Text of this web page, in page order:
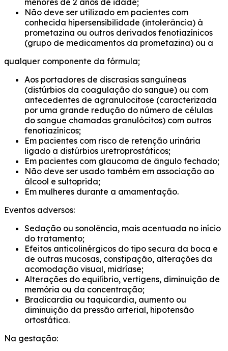
menores de 2 anos de idade;
Não deve ser utilizado em pacientes com
conhecida hipersensibilidade (intolerância) à
prometazina ou outros derivados fenotiazínicos
(grupo de medicamentos da prometazina) ou a
qualquer componente da fórmula;
Aos portadores de discrasias sanguíneas
(distúrbios da coagulação do sangue) ou com
antecedentes de agranulocitose (caracterizada
por uma grande redução do número de células
do sangue chamadas granulócitos) com outros
fenotiazínicos;
Em pacientes com risco de retenção urinária
ligado a distúrbios uretroprostáticos;
Em pacientes com glaucoma de ângulo fechado;
Não deve ser usado também em associação ao
álcool e sultoprida;
Em mulheres durante a amamentação.
Eventos adversos:
Sedação ou sonolência, mais acentuada no início
do tratamento;
Efeitos anticolinérgicos do tipo secura da boca e
de outras mucosas, constipação, alterações da
acomodação visual, midríase;
Alterações do equilíbrio, vertigens, diminuição de
memória ou da concentração;
Bradicardia ou taquicardia, aumento ou
diminuição da pressão arterial, hipotensão
ortostática.
Na gestação: